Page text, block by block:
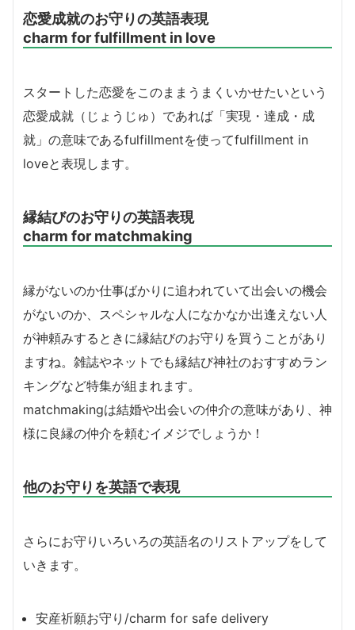
恋愛成就のお守りの英語表現
charm for fulfillment in love
スタートした恋愛をこのままうまくいかせたいという
恋愛成就（じょうじゅ）であれば「実現・達成・成
就」の意味であるfulfillmentを使ってfulfillment in
loveと表現します。
縁結びのお守りの英語表現
charm for matchmaking
縁がないのか仕事ばかりに追われていて出会いの機会
がないのか、スペシャルな人になかなか出逢えない人
が神頼みするときに縁結びのお守りを買うことがあり
ますね。雑誌やネットでも縁結び神社のおすすめラン
キングなど特集が組まれます。
matchmakingは結婚や出会いの仲介の意味があり、神
様に良縁の仲介を頼むイメジでしょうか！
他のお守りを英語で表現
さらにお守りいろいろの英語名のリストアップをして
いきます。
安産祈願お守り/charm for safe delivery